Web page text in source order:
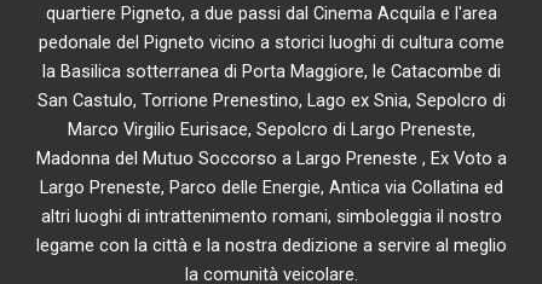
quartiere Pigneto, a due passi dal Cinema Acquila e l'area
pedonale del Pigneto vicino a storici luoghi di cultura come
la Basilica sotterranea di Porta Maggiore, le Catacombe di
San Castulo, Torrione Prenestino, Lago ex Snia, Sepolcro di
Marco Virgilio Eurisace, Sepolcro di Largo Preneste,
Madonna del Mutuo Soccorso a Largo Preneste , Ex Voto a
Largo Preneste, Parco delle Energie, Antica via Collatina ed
altri luoghi di intrattenimento romani, simboleggia il nostro
legame con la città e la nostra dedizione a servire al meglio
la comunità veicolare.